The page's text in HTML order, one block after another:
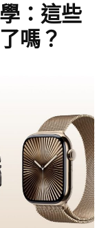
：這些
嗎？